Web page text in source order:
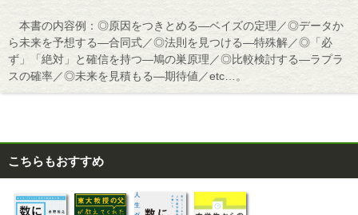
本書の内容例：◎原因をつきとめる―ベイズの定理／◎データか
ら未来を予想する―合同式／◎法則を見つける―特殊解／◎「必
ず」「絶対」と確信を持つ―鳩の巣原理／◎比較検討する―ラプラ
スの確率／◎未来を見積もる―期待値／etc…。
こちらもおすすめ